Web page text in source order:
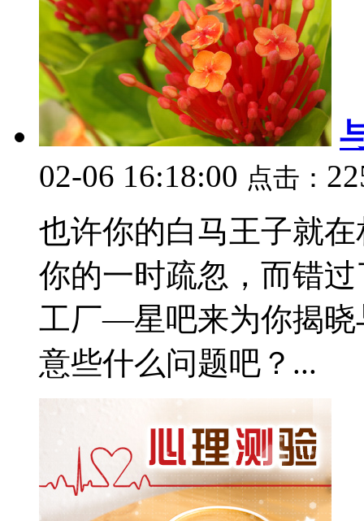
02-06 16:18:00 点击：
也许你的白马王子就
你的一时疏忽，而错
工厂—星吧来为你揭晓
意些什么问题吧？...